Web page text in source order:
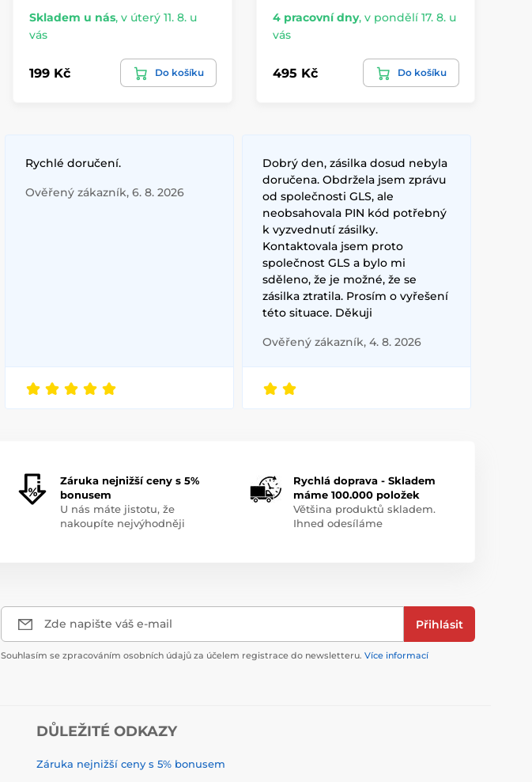
Skladem u nás, v úterý 11. 8. u
vás
199 Kč Do košíku
4 pracovní dny, v pondělí 17. 8. u
vás
495 Kč Do košíku
Rychlé doručení.
Ověřený zákazník, 6. 8. 2026
Dobrý den, zásilka dosud nebyla
doručena. Obdržela jsem zprávu
od společnosti GLS, ale
neobsahovala PIN kód potřebný
k vyzvednutí zásilky.
Kontaktovala jsem proto
společnost GLS a bylo mi
sděleno, že je možné, že se
zásilka ztratila. Prosím o vyřešení
této situace. Děkuji
Ověřený zákazník, 4. 8. 2026
Záruka nejnižší ceny s 5%
bonusem
U nás máte jistotu, že
nakoupíte nejvýhodněji
Rychlá doprava - Skladem
máme 100.000 položek
Většina produktů skladem.
Ihned odesíláme
Zde napište váš e-mail Přihlásit
Souhlasím se zpracováním osobních údajů za účelem registrace do newsletteru. Více informací
DŮLEŽITÉ ODKAZY
Záruka nejnižší ceny s 5% bonusem